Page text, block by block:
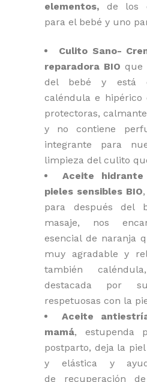
elementos, de los
para el bebé y uno
Culito Sano-
reparadora BIO que
del bebé y está
caléndula e hipérico
protectoras,
y no contiene
integrante para
limpieza del culito
Aceite
pieles sensibles BIO
para después del
masaje, nos
esencial de naranja
muy agradable y
también
destacada por
respetuosas con la
Aceite
mamá, estupenda
postparto, deja la
y elástica y
de recuperación